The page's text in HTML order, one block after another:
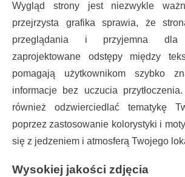
Wygląd strony jest niezwykle
przejrzysta grafika sprawia, że
przeglądania i przyjemna
zaprojektowane odstępy między
pomagają użytkownikom szybko
informacje bez uczucia
również odzwierciedlać tematykę
poprzez zastosowanie kolorystyki i
się z jedzeniem i atmosferą Twojego
Wysokiej jakości zdjęcia